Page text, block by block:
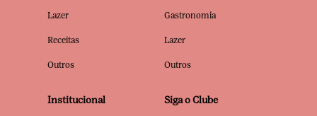
Lazer
Receitas
Outros
Gastronomia
Lazer
Outros
Institucional Siga o Clube